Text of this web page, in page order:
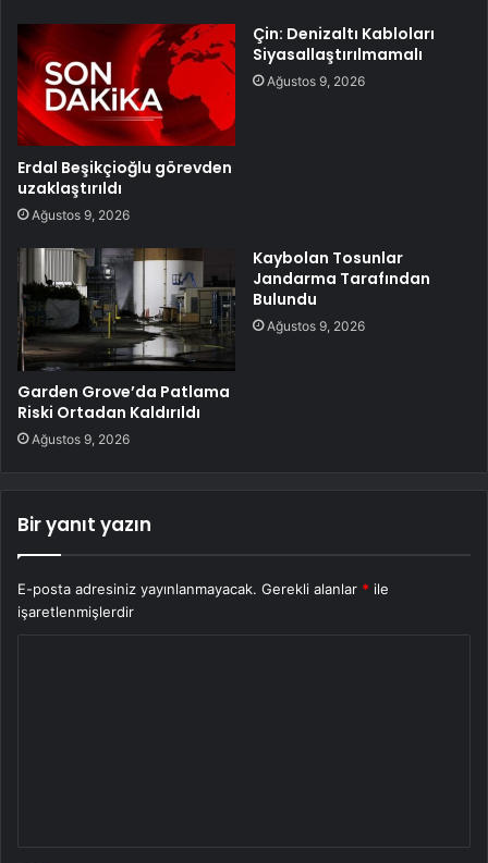
Erdal Beşikçioğlu görevden
uzaklaştırıldı
Ağustos 9, 2026
Çin: Denizaltı Kabloları
Siyasallaştırılmamalı
Ağustos 9, 2026
Garden Grove’da Patlama
Riski Ortadan Kaldırıldı
Ağustos 9, 2026
Kaybolan Tosunlar
Jandarma Tarafından
Bulundu
Ağustos 9, 2026
Bir yanıt yazın
E-posta adresiniz yayınlanmayacak. Gerekli alanlar * ile
işaretlenmişlerdir